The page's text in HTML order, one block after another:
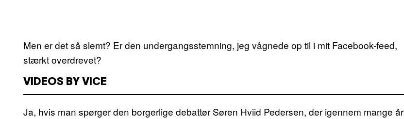
Men er det så slemt? Er den undergangsstemning, jeg vågnede op til i mit Facebook-feed,
stærkt overdrevet?
VIDEOS BY VICE
Ja, hvis man spørger den borgerlige debattør Søren Hviid Pedersen, der igennem mange år